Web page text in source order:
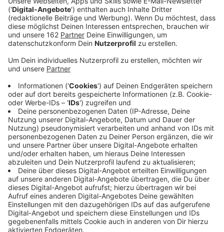
Anzeige
Am Samstagnachmittag gegen 15:40 Uhr hat sich auf
der Hülser Straße (B9) in Kerken-Aldekerk ein
folgenschwerer Verkehrsunfall ereignet. Nach
Angaben der Polizei war ein 26-jähriger Autofahrer aus
Moers in Richtung Geldern unterwegs und wollte nach
links in die Hochstraße abbiegen. Im
Einmündungsbereich kam es zur Kollision mit einem
entgegenkommenden Motorrad, das in Richtung
Krefeld fuhr.
Anzeige
Auch ein Rettungshubschrauber war im
Einsatz